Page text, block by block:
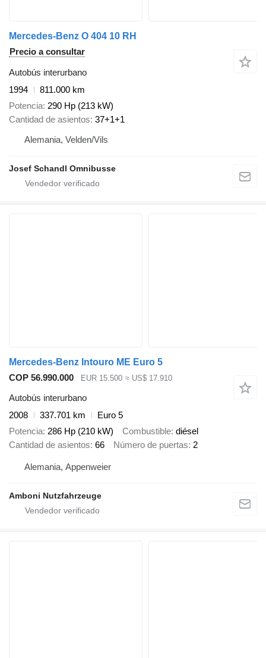
Mercedes-Benz O 404 10 RH
Precio a consultar
Autobús interurbano
1994
811.000 km
Potencia 290 Hp (213 kW)
Cantidad de asientos 37+1+1
Alemania, Velden/Vils
Josef Schandl Omnibusse
Mercedes-Benz Intouro ME Euro 5
COP 56.990.000
EUR 15.500 ≈ US$ 17.910
Autobús interurbano
2008
337.701 km
Euro 5
Potencia 286 Hp (210 kW) Combustible diésel
Cantidad de asientos 66 Número de puertas 2
Alemania, Appenweier
Amboni Nutzfahrzeuge